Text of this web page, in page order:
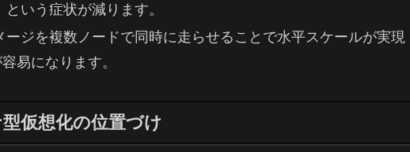
いう症状が減ります。
ージを複数ノードで同時に走らせることで水平スケールが実現
易になります。
仮想化の位置づけ